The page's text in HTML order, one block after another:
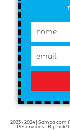
2023 - 2024 | Sampa com
Reservados | By Pick!